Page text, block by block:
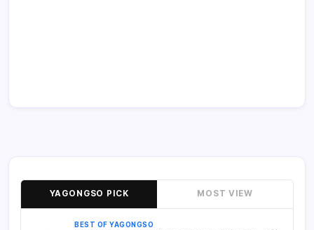
YAGONGSO PICK MOST VIEW
BEST OF YAGONGSO